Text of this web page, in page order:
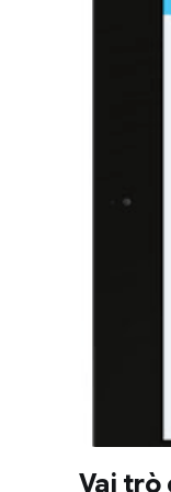
Vai trò